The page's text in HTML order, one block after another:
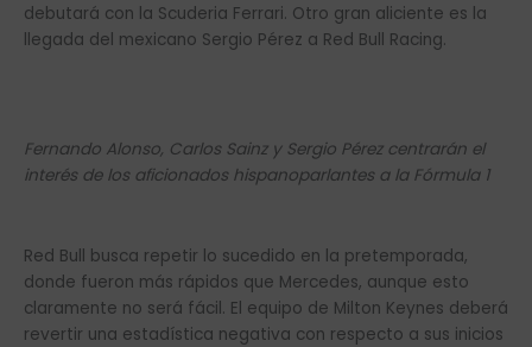
debutará con la Scuderia Ferrari. Otro gran aliciente es la
llegada del mexicano Sergio Pérez a Red Bull Racing.
Fernando Alonso, Carlos Sainz y Sergio Pérez centrarán el
interés de los aficionados hispanoparlantes a la Fórmula 1
Red Bull busca repetir lo sucedido en la pretemporada,
donde fueron más rápidos que Mercedes, aunque esto
claramente no será fácil. El equipo de Milton Keynes deberá
revertir una estadística negativa con respecto a sus inicios